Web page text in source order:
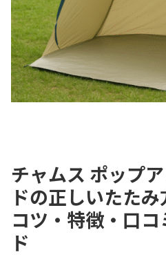
チャムス ポップ
ドの正しいたた
コツ・特徴・口
ド